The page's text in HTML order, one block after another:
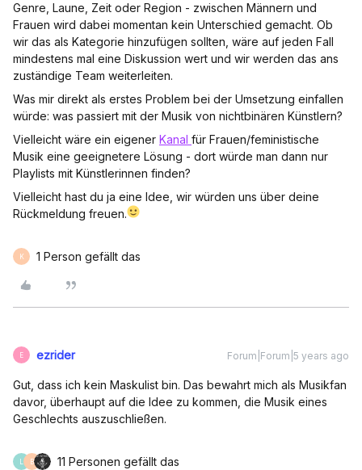
Genre, Laune, Zeit oder Region - zwischen Männern und
Frauen wird dabei momentan kein Unterschied gemacht. Ob
wir das als Kategorie hinzufügen sollten, wäre auf jeden Fall
mindestens mal eine Diskussion wert und wir werden das ans
zuständige Team weiterleiten.
Was mir direkt als erstes Problem bei der Umsetzung einfallen
würde: was passiert mit der Musik von nichtbinären Künstlern?
Vielleicht wäre ein eigener Kanal für Frauen/feministische
Musik eine geeignetere Lösung - dort würde man dann nur
Playlists mit Künstlerinnen finden?
Vielleicht hast du ja eine Idee, wir würden uns über deine
Rückmeldung freuen.
K 1 Person gefällt das
E ezrider Forum|Forum|5 years ago
Gut, dass ich kein Maskulist bin. Das bewahrt mich als Musikfan
davor, überhaupt auf die Idee zu kommen, die Musik eines
Geschlechts auszuschließen.
B 11 Personen gefällt das